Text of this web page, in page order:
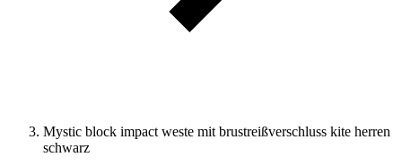
Mystic block impact weste mit brustreißverschluss kite herren
schwarz